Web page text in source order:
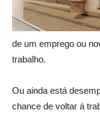
de um emprego ou
trabalho.
Ou ainda está
chance de voltar á